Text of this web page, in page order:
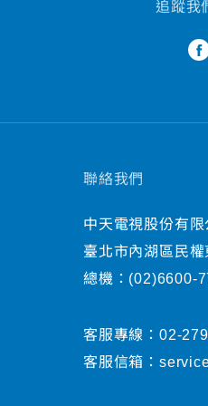
追蹤我
聯絡我們
中天電視股份有限
臺北市內湖區民
總機： (02)6600-
客服專線： 02-
客服信箱：